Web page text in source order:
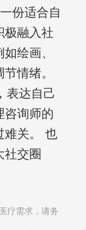
份适合自
极融入社
绘画、
情绪。
表达自己
咨询师的
难关。 也
社交圈
疗需求，请务